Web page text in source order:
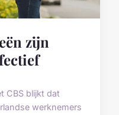
zijn
CBS blijkt dat
werknemers